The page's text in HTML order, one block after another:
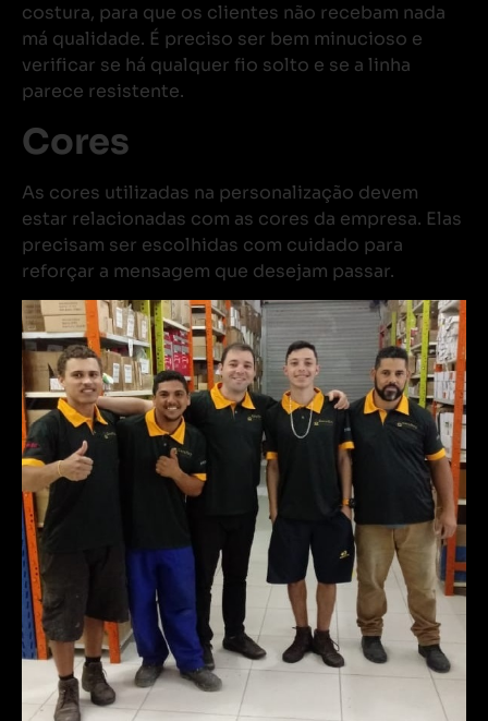
costura, para que os clientes não recebam nada
má qualidade. É preciso ser bem minucioso e
verificar se há qualquer fio solto e se a linha
parece resistente.
Cores
As cores utilizadas na personalização devem
estar relacionadas com as cores da empresa. Elas
precisam ser escolhidas com cuidado para
reforçar a mensagem que desejam passar.